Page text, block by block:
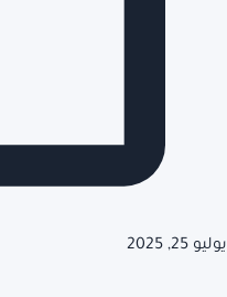
يوليو 25, 2025